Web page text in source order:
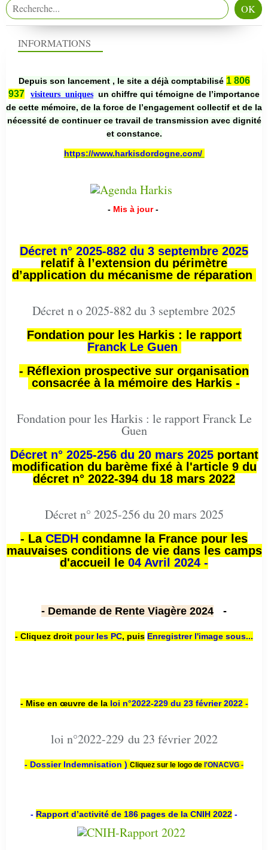
INFORMATIONS
Depuis son lancement , le site a déjà comptabilisé 1 806
937
visiteurs uniques un chiffre qui témoigne de l’importance
de cette mémoire, de la force de l’engagement collectif et de la
nécessité de continuer ce travail de transmission avec dignité
et constance.
https://www.harkisdordogne.com/
- Mis à jour -
Décret n° 2025-882 du 3 septembre 2025
relatif à l’extension du périmètre
d’application du mécanisme de réparation
Décret n o 2025-882 du 3 septembre 2025
Fondation pour les Harkis : le rapport
Franck Le Guen
- Réflexion prospective sur organisation
consacrée à la mémoire des Harkis -
Fondation pour les Harkis : le rapport Franck Le
Guen
Décret n° 2025-256 du 20 mars 2025portant
modification du barème fixé à l'article 9 du
décret n° 2022-394 du 18 mars 2022
Décret n° 2025-256 du 20 mars 2025
- La CEDH condamne la France pour les
mauvaises conditions de vie dans les camps
d'accueil le 04 Avril 2024 -
- Demande de Rente Viagère 2024 -
- Cliquez droit pour les PC, puis Enregistrer l'image sous...
- Mise en œuvre de la loi n°2022-229 du 23 février 2022 -
loi n°2022-229 du 23 février 2022
- Dossier Indemnisation ) Cliquez sur le logo de l'ONACVG -
- Rapport d’activité de 186 pages de la CNIH 2022 -